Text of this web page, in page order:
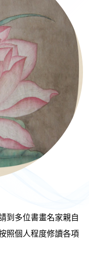
到多位書畫名家親自
照個人程度修讀各項